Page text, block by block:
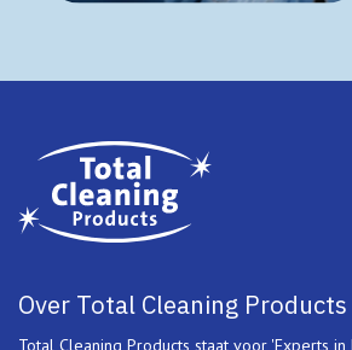
Over Total Cleaning Products
Total Cleaning Products staat voor 'Experts in